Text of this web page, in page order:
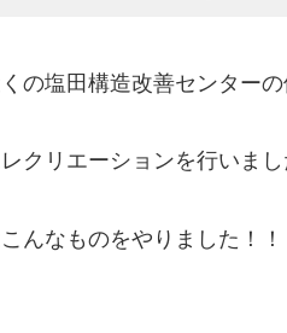
の塩田構造改善センター
クリエーションを行いまし
んなものをやりました！！